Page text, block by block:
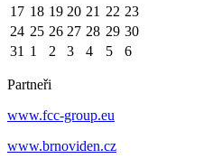
17 18 19 20 21 22 23
24 25 26 27 28 29 30
31 1 2 3 4 5 6
Partneři
www.fcc-group.eu
www.brnoviden.cz